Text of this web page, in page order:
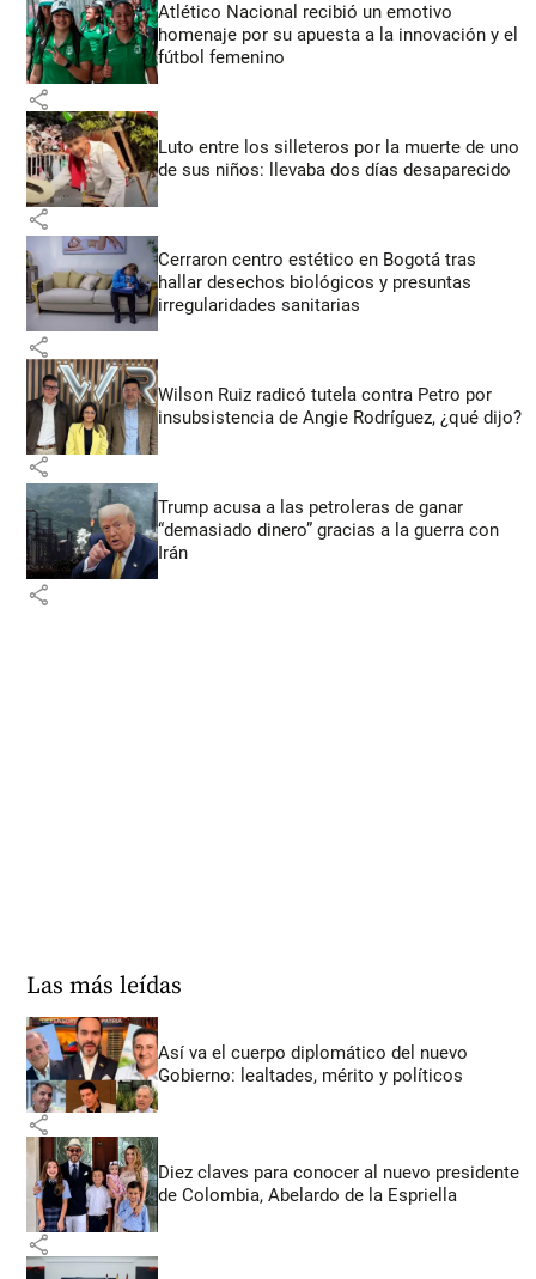
Atlético Nacional recibió un emotivo
homenaje por su apuesta a la innovación y el
fútbol femenino
share
Luto entre los silleteros por la muerte de uno
de sus niños: llevaba dos días desaparecido
share
Cerraron centro estético en Bogotá tras
hallar desechos biológicos y presuntas
irregularidades sanitarias
share
Wilson Ruiz radicó tutela contra Petro por
insubsistencia de Angie Rodríguez, ¿qué dijo?
share
Trump acusa a las petroleras de ganar
“demasiado dinero” gracias a la guerra con
Irán
share
Las más leídas
Así va el cuerpo diplomático del nuevo
Gobierno: lealtades, mérito y políticos
share
Diez claves para conocer al nuevo presidente
de Colombia, Abelardo de la Espriella
share